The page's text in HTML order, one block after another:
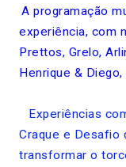
A programação
experiência, com
Prettos, Grelo,
Henrique &
Experiências
Craque e Desafio
transformar o